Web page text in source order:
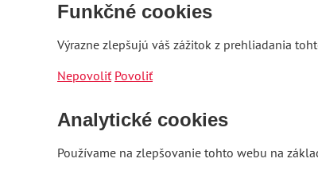
Funkčné cookies
Výrazne zlepšujú váš zážitok z prehliadania
Nepovoliť Povoliť
Analytické cookies
Používame na zlepšovanie tohto webu na